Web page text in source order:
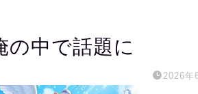
の中で話題に
2026年